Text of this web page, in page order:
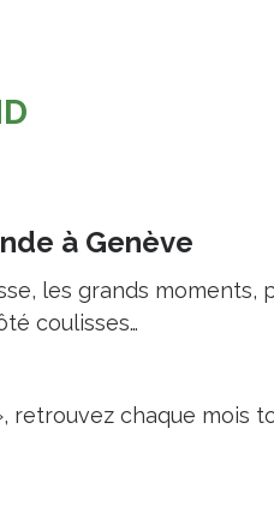
à Genève
les grands moments,
coulisses…
retrouvez chaque mois